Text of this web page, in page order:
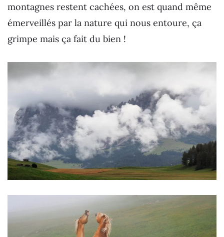
montagnes restent cachées, on est quand même
émerveillés par la nature qui nous entoure, ça
grimpe mais ça fait du bien !